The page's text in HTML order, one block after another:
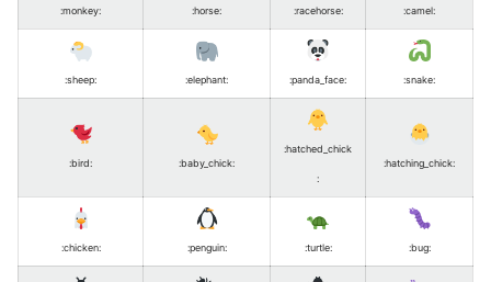
:monkey: :horse: :racehorse: :camel:
:sheep: :elephant: :panda_face: :snake:
:bird: :baby_chick:
:hatched_chick
:
:hatching_chick:
:chicken: :penguin: :turtle: :bug: